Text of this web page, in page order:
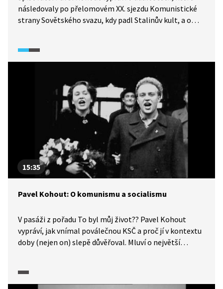
následovaly po přelomovém XX. sjezdu Komunistické
strany Sovětského svazu, kdy padl Stalinův kult, a o
který tušil, ale odmítal ho vidět, stejně jako spousta
dostali? Pasáž je doplněna o dobová videa a ukázky
15:35
Pavel Kohout: O komunismu a socialismu
V pasáži z pořadu To byl můj život?? Pavel Kohout
vypráví, jak vnímal poválečnou KSČ a proč jí v kontextu
doby (nejen on) slepě důvěřoval. Mluví o největší
které rozdělily světovou intelektuální elitu. Zmiňuje,